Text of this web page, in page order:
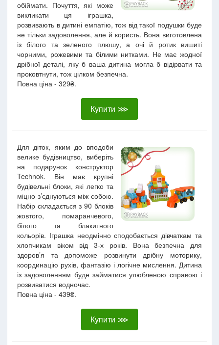
обіймати. Почуття, які може
викликати ця іграшка,
розвивають в дитині емпатію, тож від такої подушки буде
не тільки задоволення, але й користь. Вона виготовлена
із білого та зеленого плюшу, а очі й ротик вишиті
чорними, рожевими та білими нитками. Не має жодної
дрібної деталі, яку б ваша дитина могла б відірвати та
проковтнути, тож цілком безпечна.
Повна ціна - 329₴.
Купити ⋙
Для діток, яким до вподоби
велике будівництво, виберіть
на подарунок конструктор
Technok. Він має крупні
будівельні блоки, які легко та
міцно з’єднуються між собою.
Набір складається з 90 блоків
жовтого, помаранчевого,
білого та блакитного
кольорів. Іграшка неодмінно сподобається дівчаткам та
хлопчикам віком від 3-х років. Вона безпечна для
здоров’я та допоможе розвинути дрібну моторику,
координацію рухів, фантазію і логічне мислення. Дитина
із задоволенням буде займатися улюбленою справою і
розвиватися водночас.
Повна ціна - 439₴.
Купити ⋙